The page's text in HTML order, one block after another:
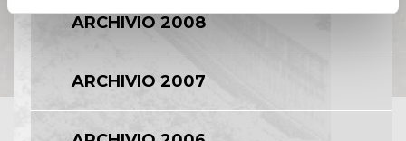
ARCHIVIO 2008
ARCHIVIO 2007